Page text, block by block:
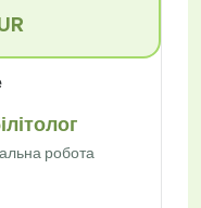
робота